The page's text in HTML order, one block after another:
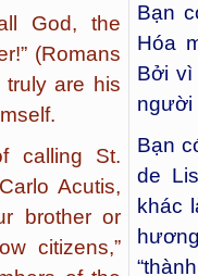
God, the
(Romans
truly are his
calling St.
Acutis,
brother or
citizens,”
Bạn
Hóa
Bởi
người
Bạn
de
khác